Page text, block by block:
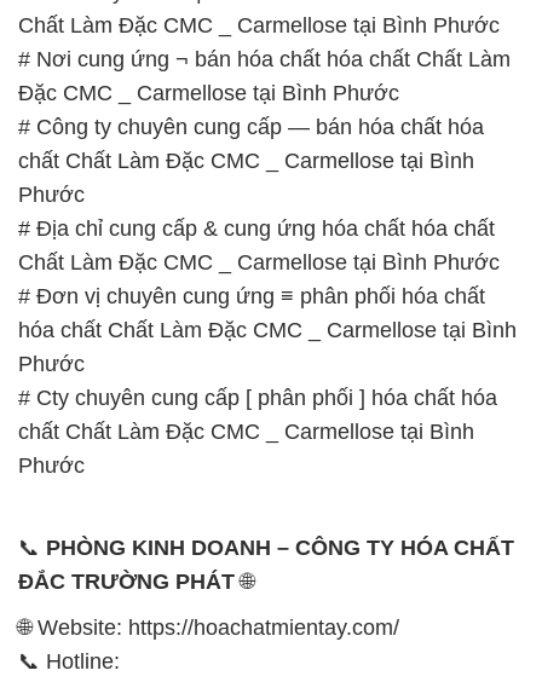
Chất Làm Đặc CMC _ Carmellose tại Bình Phước
# Nơi cung ứng ¬ bán hóa chất hóa chất Chất Làm
Đặc CMC _ Carmellose tại Bình Phước
# Công ty chuyên cung cấp — bán hóa chất hóa
chất Chất Làm Đặc CMC _ Carmellose tại Bình
Phước
# Địa chỉ cung cấp & cung ứng hóa chất hóa chất
Chất Làm Đặc CMC _ Carmellose tại Bình Phước
# Đơn vị chuyên cung ứng ≡ phân phối hóa chất
hóa chất Chất Làm Đặc CMC _ Carmellose tại Bình
Phước
# Cty chuyên cung cấp [ phân phối ] hóa chất hóa
chất Chất Làm Đặc CMC _ Carmellose tại Bình
Phước
📞 PHÒNG KINH DOANH – CÔNG TY HÓA CHẤT
ĐẮC TRƯỜNG PHÁT🌐
🌐 Website: https://hoachatmientay.com/
📞 Hotline: